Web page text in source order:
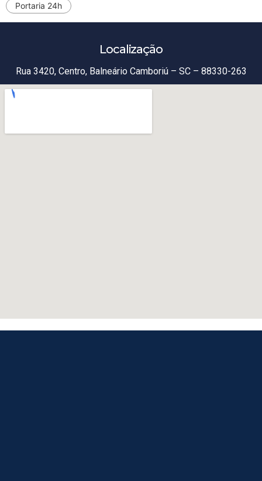
Portaria 24h
Localização
Rua 3420, Centro, Balneário Camboriú – SC – 88330-263